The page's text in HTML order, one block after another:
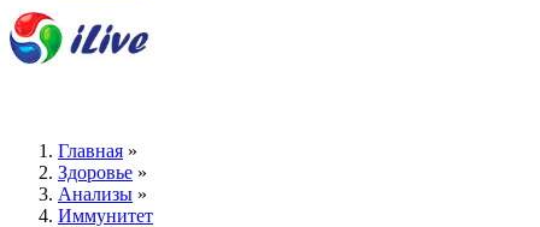
Главная »
Здоровье »
Анализы »
Иммунитет